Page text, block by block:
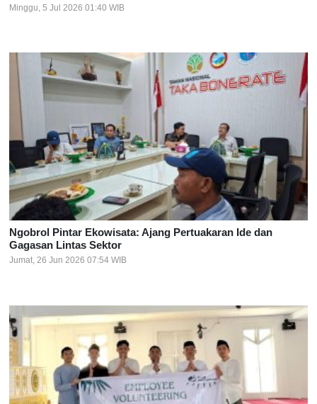
Minggu, 5 Jul 2026 01:40 WIB
Ngobrol Pintar Ekowisata: Ajang Pertuakaran Ide dan
Gagasan Lintas Sektor
Jumat, 26 Jun 2026 07:54 WIB